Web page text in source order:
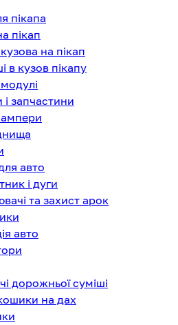
пікапа
пікап
на пікап
в кузов пікапу
запчастини
авто
і дуги
та захист арок
авто
дорожньої суміші
на дах